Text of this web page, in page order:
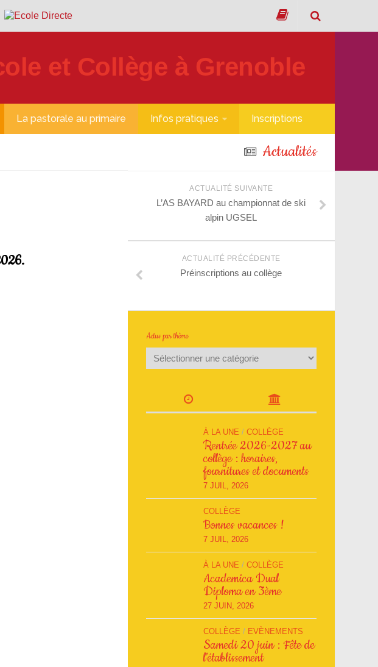
La pastorale au primaire Infos pratiques Inscriptions
Actualités
ACTUALITÉ SUIVANTE
L’AS BAYARD au championnat de ski
alpin UGSEL
ACTUALITÉ PRÉCÉDENTE
Préinscriptions au collège
Actus par thème
À LA UNE / COLLÈGE
Rentrée 2026-2027 au
collège : horaires,
fournitures et documents
7 JUIL, 2026
COLLÈGE
Bonnes vacances !
7 JUIL, 2026
À LA UNE / COLLÈGE
Academica Dual
Diploma en 3ème
27 JUIN, 2026
COLLÈGE / EVÈNEMENTS
Samedi 20 juin : Fête de
l’établissement